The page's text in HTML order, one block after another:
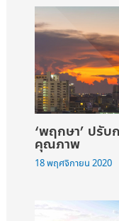
‘พฤกษา’ ปรับ
คุณภาพ
18 พฤศจิกายน 2020